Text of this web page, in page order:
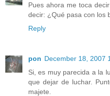
Pues ahora me toca
decir: ¿Qué pasa con los
Reply
pon December 18, 2007
Si, es muy parecida a la
que dejar de luchar.
majete.